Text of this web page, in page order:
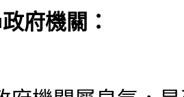
政府機關：